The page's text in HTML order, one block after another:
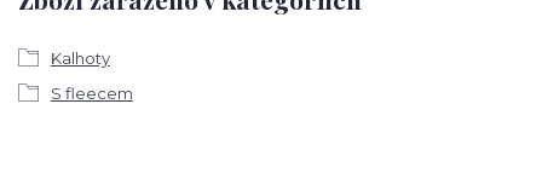
Kalhoty
S fleecem